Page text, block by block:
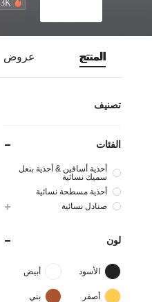
3K+ تم بيعها مؤخرًا
المنتج عروض
تصنيف
الفئات
أحذية أسافين & أحذية بنعل
سميك نسائية
أحذية مسطحة نسائية
صنادل نسائية
لون
الأسود أبيض
أصفر بني